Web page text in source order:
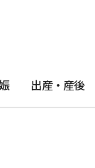
出産・産後